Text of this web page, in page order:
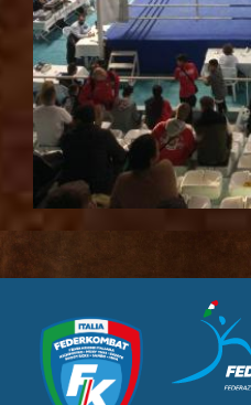
CUSL Spelpaus